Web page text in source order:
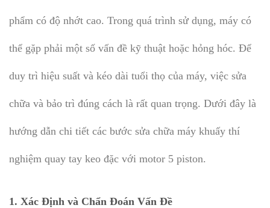
phẩm có độ nhớt cao. Trong quá trình sử dụng, máy có
thể gặp phải một số vấn đề kỹ thuật hoặc hỏng hóc. Để
duy trì hiệu suất và kéo dài tuổi thọ của máy, việc sửa
chữa và bảo trì đúng cách là rất quan trọng. Dưới đây là
hướng dẫn chi tiết các bước sửa chữa máy khuấy thí
nghiệm quay tay keo đặc với motor 5 piston.
1. Xác Định và Chẩn Đoán Vấn Đề